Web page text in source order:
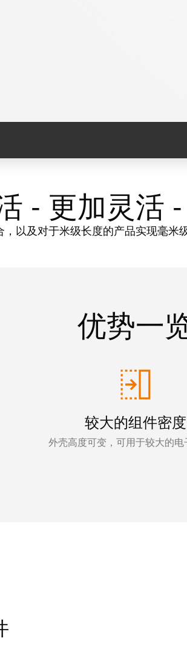
- 更加灵活
以及对于米级长度的产品实现毫米
优势一
较大的组件密度
外壳高度可变，可用于较大的电